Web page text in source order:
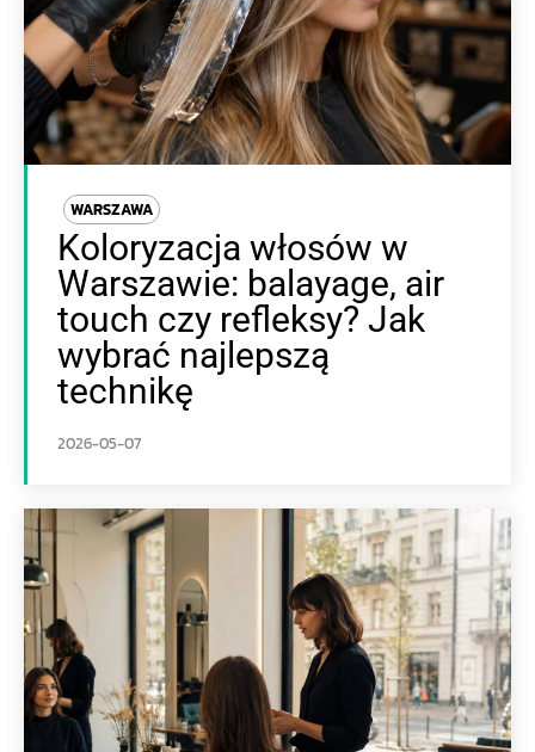
WARSZAWA
Koloryzacja włosów w
Warszawie: balayage, air
touch czy refleksy? Jak
wybrać najlepszą
technikę
2026-05-07